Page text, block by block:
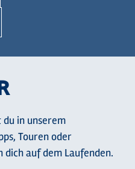
in unserem
Touren oder
auf dem Laufenden.